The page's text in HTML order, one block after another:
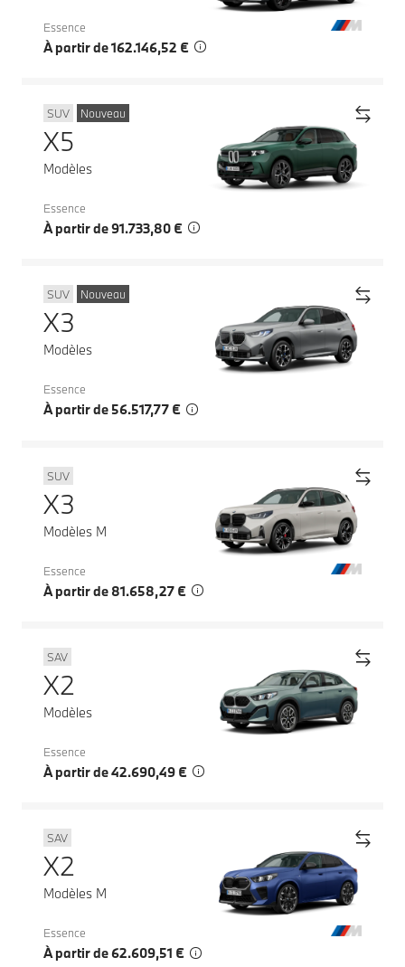
Essence
À partir de 162.146,52 €
SUV Nouveau
X5
Modèles
Essence
À partir de 91.733,80 €
SUV Nouveau
X3
Modèles
Essence
À partir de 56.517,77 €
SUV
X3
Modèles M
Essence
À partir de 81.658,27 €
SAV
X2
Modèles
Essence
À partir de 42.690,49 €
SAV
X2
Modèles M
Essence
À partir de 62.609,51 €